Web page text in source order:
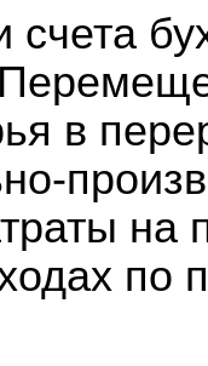
в
на
по